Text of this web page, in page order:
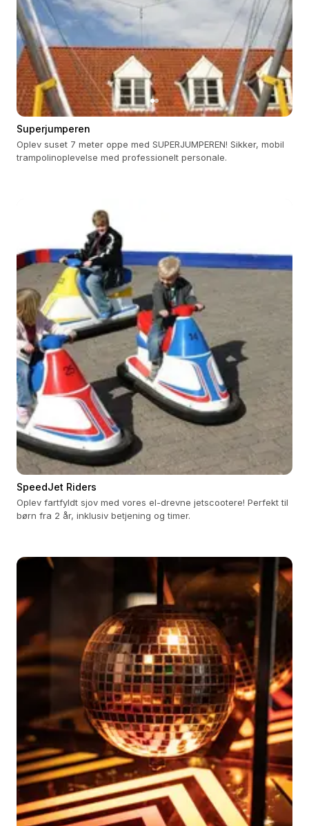
Superjumperen
Oplev suset 7 meter oppe med SUPERJUMPEREN! Sikker, mobil
trampolinoplevelse med professionelt personale.
SpeedJet Riders
Oplev fartfyldt sjov med vores el-drevne jetscootere! Perfekt til
børn fra 2 år, inklusiv betjening og timer.